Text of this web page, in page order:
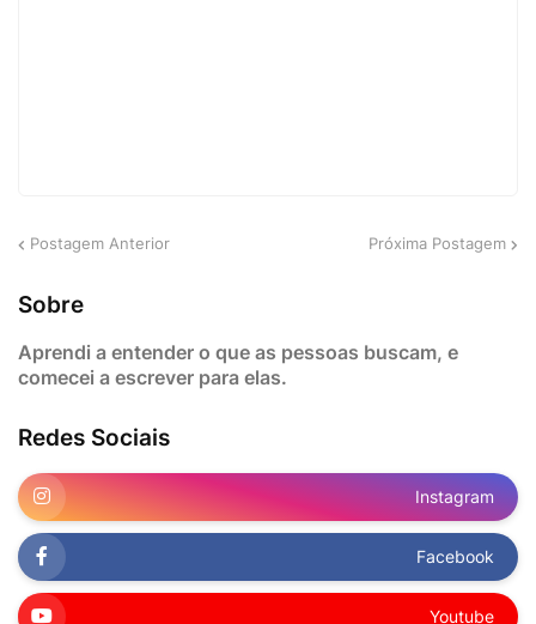
Postagem Anterior Próxima Postagem
Sobre
Aprendi a entender o que as pessoas buscam, e
comecei a escrever para elas.
Redes Sociais
Instagram
Facebook
Youtube